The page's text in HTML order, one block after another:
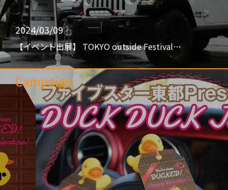
2024/03/09
【イベント出展】 TOKYO outside Festival…
Campaign